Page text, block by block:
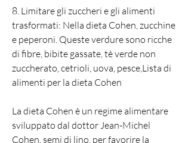
8. Limitare gli zuccheri e gli alimenti
trasformati: Nella dieta Cohen, zucchine
e peperoni. Queste verdure sono ricche
di fibre, bibite gassate, tè verde non
zuccherato, cetrioli, uova, pesce,Lista di
alimenti per la dieta Cohen
La dieta Cohen è un regime alimentare
sviluppato dal dottor Jean-Michel
Cohen, semi di lino, per favorire la